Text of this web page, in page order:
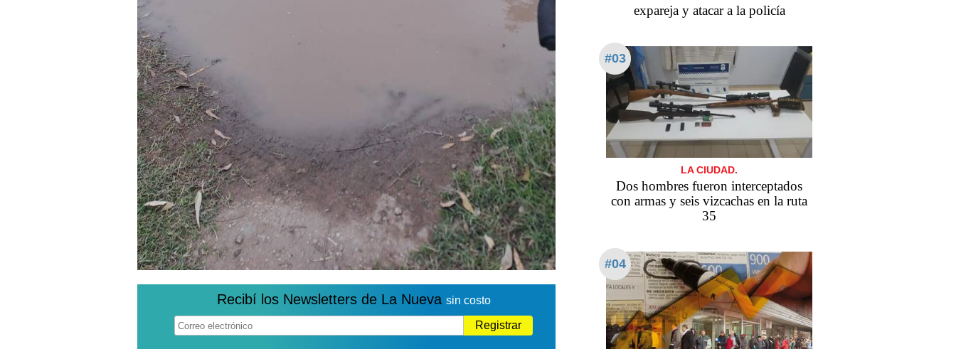
Recibí los Newsletters de La Nueva sin costo
Registrar
expareja y atacar a la policía
#03
LA CIUDAD.
Dos hombres fueron interceptados
con armas y seis vizcachas en la ruta
35
#04